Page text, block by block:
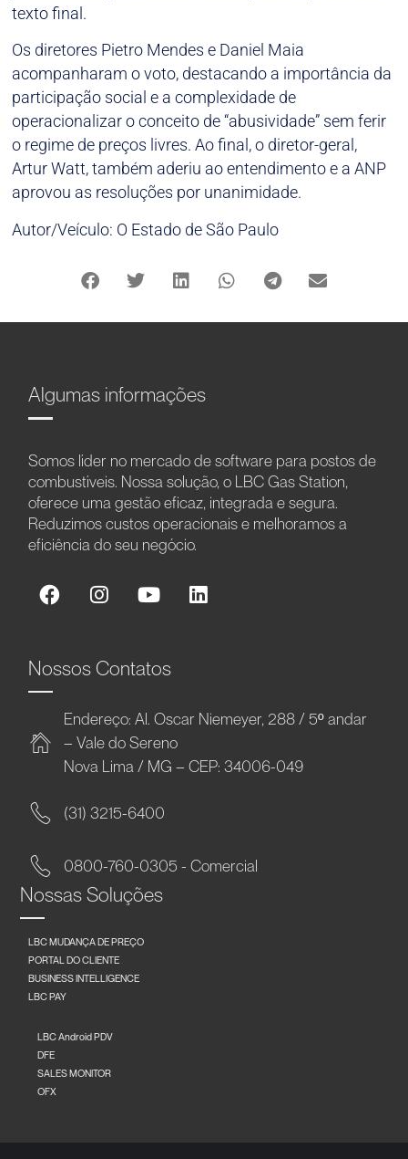
texto final.
Os diretores Pietro Mendes e Daniel Maia
acompanharam o voto, destacando a importância da
participação social e a complexidade de
operacionalizar o conceito de “abusividade” sem ferir
o regime de preços livres. Ao final, o diretor-geral,
Artur Watt, também aderiu ao entendimento e a ANP
aprovou as resoluções por unanimidade.
Autor/Veículo: O Estado de São Paulo
Algumas informações
Somos líder no mercado de software para postos de
combustíveis. Nossa solução, o LBC Gas Station,
oferece uma gestão eficaz, integrada e segura.
Reduzimos custos operacionais e melhoramos a
eficiência do seu negócio.
Nossos Contatos
Endereço: Al. Oscar Niemeyer, 288 / 5º andar
– Vale do Sereno
Nova Lima / MG – CEP: 34006-049
(31) 3215-6400
0800-760-0305 - Comercial
Nossas Soluções
LBC MUDANÇA DE PREÇO
PORTAL DO CLIENTE
BUSINESS INTELLIGENCE
LBC PAY
LBC Android PDV
DFE
SALES MONITOR
OFX